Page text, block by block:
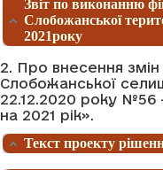
Звіт по виконанню
Слобожанської
2021року
2. Про внесення змін
Слобожанської
22.12.2020 року
на 2021 рік».
Текст проекту